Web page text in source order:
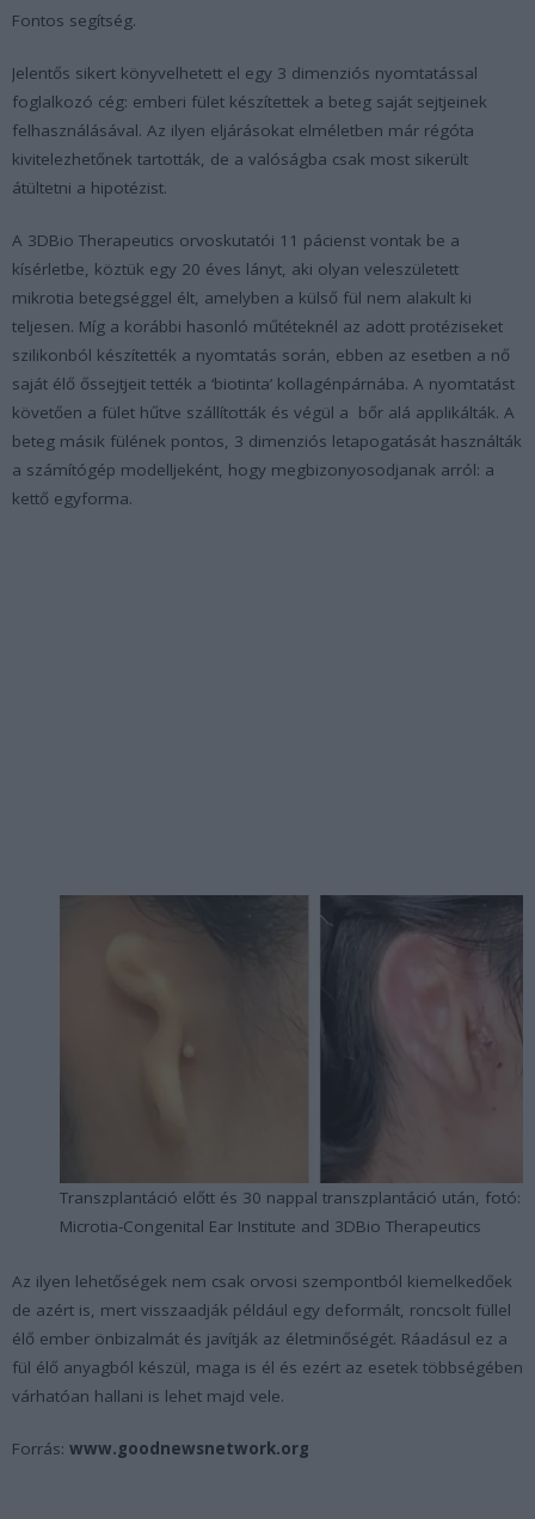
Fontos segítség.
Jelentős sikert könyvelhetett el egy 3 dimenziós nyomtatással
foglalkozó cég: emberi fület készítettek a beteg saját sejtjeinek
felhasználásával. Az ilyen eljárásokat elméletben már régóta
kivitelezhetőnek tartották, de a valóságba csak most sikerült
átültetni a hipotézist.
A 3DBio Therapeutics orvoskutatói 11 pácienst vontak be a
kísérletbe, köztük egy 20 éves lányt, aki olyan veleszületett
mikrotia betegséggel élt, amelyben a külső fül nem alakult ki
teljesen. Míg a korábbi hasonló műtéteknél az adott protéziseket
szilikonból készítették a nyomtatás során, ebben az esetben a nő
saját élő őssejtjeit tették a ‘biotinta’ kollagénpárnába. A nyomtatást
követően a fület hűtve szállították és végül a bőr alá applikálták. A
beteg másik fülének pontos, 3 dimenziós letapogatását használták
a számítógép modelljeként, hogy megbizonyosodjanak arról: a
kettő egyforma.
Transzplantáció előtt és 30 nappal transzplantáció után, fotó:
Microtia-Congenital Ear Institute and 3DBio Therapeutics
Az ilyen lehetőségek nem csak orvosi szempontból kiemelkedőek
de azért is, mert visszaadják például egy deformált, roncsolt füllel
élő ember önbizalmát és javítják az életminőségét. Ráadásul ez a
fül élő anyagból készül, maga is él és ezért az esetek többségében
várhatóan hallani is lehet majd vele.
Forrás: www.goodnewsnetwork.org